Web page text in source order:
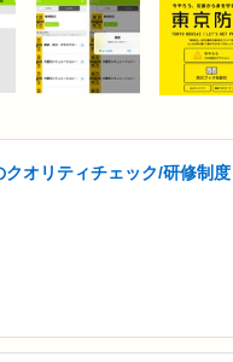
オリティチェック/研修制度